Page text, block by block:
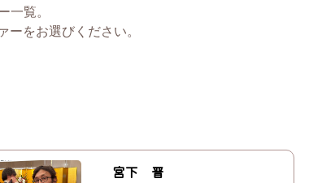
覧。
をお選びください。
宮下 晋